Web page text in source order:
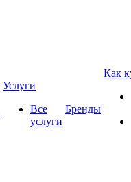
Услуги
Все
услуги
Бренды
Как